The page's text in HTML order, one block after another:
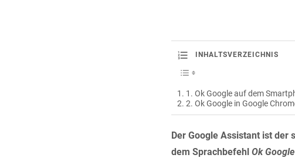
INHALTSVERZEICHNIS
1. Ok Google auf dem
2. Ok Google in Google
Der Google Assistant ist der
dem Sprachbefehl Ok Google